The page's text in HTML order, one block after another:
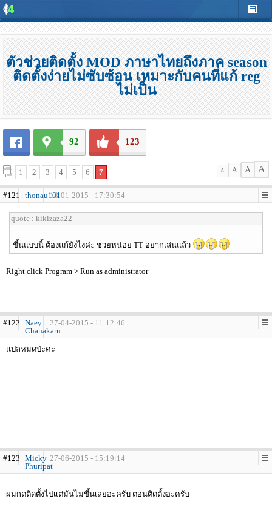
ตัวช่วยติดตั้ง MOD ภาษาไทยถึงภาค season
ติดตั้งง่ายไม่ซับซ้อน เหมาะกับคนที่แก้ reg
ไม่เป็น
92 123
1 2 3 4 5 6 7 A A A A
#121 thonau10118-01-2015 - 17:30:54
quote : kikizaza22
ขึ้นแบบนี้ ต้องแก้ยังไงค่ะ ช่วยหน่อย TT อยากเล่นแล้ว
Right click Program > Run as administrator
#122 Naey
Chanakarn
27-04-2015 - 11:12:46
แปลหมดป่ะค่ะ
#123 Micky
Phuripat
27-06-2015 - 15:19:14
ผมกดติดตั้งไปเเต่มันไม่ขึ้นเลยอะครับ ตอนติดตั้งอะครับ